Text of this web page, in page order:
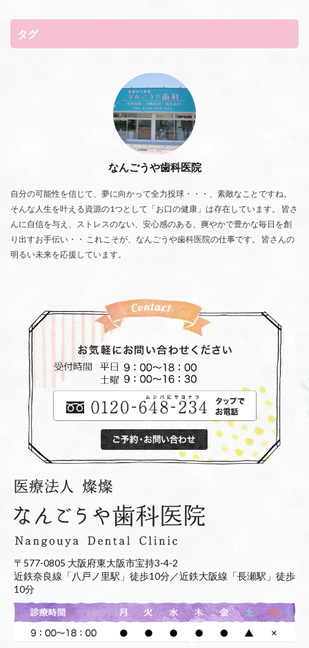
タグ
なんごうや歯科医院
自分の可能性を信じて、夢に向かって全力投球・・・、素敵なことですね。
そんな人生を叶える資源の1つとして「お口の健康」は存在しています。 皆さ
んに自信を与え、ストレスのない、安心感のある、爽やかで豊かな毎日を創
り出すお手伝い・・ これこそが、なんごうや歯科医院の仕事です。 皆さんの
明るい未来を応援しています。
〒577-0805 大阪府東大阪市宝持3-4-2
近鉄奈良線「八戸ノ里駅」徒歩10分／近鉄大阪線「長瀬駅」徒歩
10分